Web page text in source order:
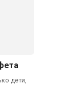
дети,